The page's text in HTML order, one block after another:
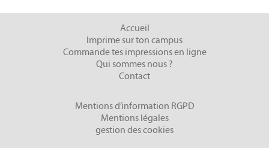
Accueil
Imprime sur ton campus
Commande tes impressions en ligne
Qui sommes nous ?
Contact
Mentions d’information RGPD
Mentions légales
gestion des cookies